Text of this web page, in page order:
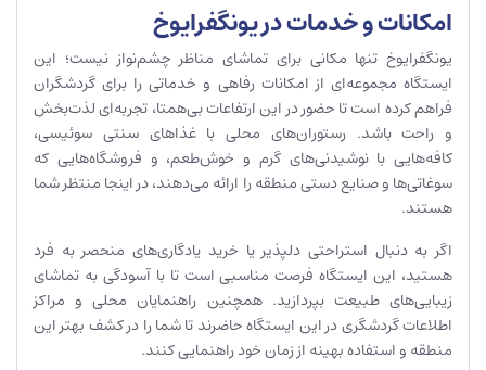
امکانات و خدمات در یونگفرایوخ
یونگفرایوخ تنها مکانی برای تماشای مناظر چشم‌نواز نیست؛ این
ایستگاه مجموعه‌ای از امکانات رفاهی و خدماتی را برای گردشگران
فراهم کرده است تا حضور در این ارتفاعات بی‌همتا، تجربه‌ای لذت‌بخش
و راحت باشد. رستوران‌های محلی با غذاهای سنتی سوئیسی،
کافه‌هایی با نوشیدنی‌های گرم و خوش‌طعم، و فروشگاه‌هایی که
سوغاتی‌ها و صنایع دستی منطقه را ارائه می‌دهند، در اینجا منتظر شما
هستند.
اگر به دنبال استراحتی دلپذیر یا خرید یادگاری‌های منحصر به فرد
هستید، این ایستگاه فرصت مناسبی است تا با آسودگی به تماشای
زیبایی‌های طبیعت بپردازید. همچنین راهنمایان محلی و مراکز
اطلاعات گردشگری در این ایستگاه حاضرند تا شما را در کشف بهتر این
منطقه و استفاده بهینه از زمان خود راهنمایی کنند.